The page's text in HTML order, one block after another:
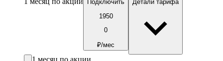
Подключить
1950
0
₽/мес
Детали тарифа